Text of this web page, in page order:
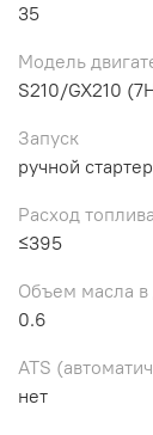
35
Модель
S210/GX210
Запуск
ручной стартер
Расход
≤395
Объем масла в
0.6
ATS
нет